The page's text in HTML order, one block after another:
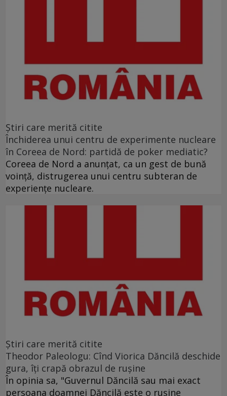
Ştiri care merită citite
Închiderea unui centru de experimente nucleare
în Coreea de Nord: partidă de poker mediatic?
Coreea de Nord a anunţat, ca un gest de bună
voinţă, distrugerea unui centru subteran de
experienţe nucleare.
Ştiri care merită citite
Theodor Paleologu: Cînd Viorica Dăncilă deschide
gura, îţi crapă obrazul de ruşine
În opinia sa, "Guvernul Dăncilă sau mai exact
persoana doamnei Dăncilă este o ruşine